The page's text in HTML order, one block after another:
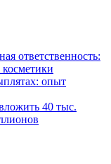
ответственность:
опыт
40 тыс.